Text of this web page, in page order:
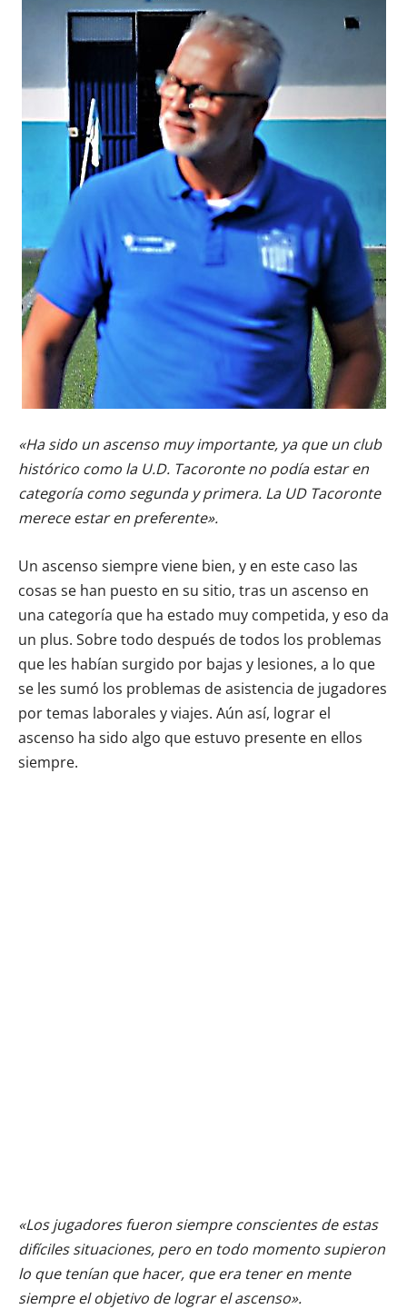
«Ha sido un ascenso muy importante, ya que un club
histórico como la U.D. Tacoronte no podía estar en
categoría como segunda y primera. La UD Tacoronte
merece estar en preferente».
Un ascenso siempre viene bien, y en este caso las
cosas se han puesto en su sitio, tras un ascenso en
una categoría que ha estado muy competida, y eso da
un plus. Sobre todo después de todos los problemas
que les habían surgido por bajas y lesiones, a lo que
se les sumó los problemas de asistencia de jugadores
por temas laborales y viajes. Aún así, lograr el
ascenso ha sido algo que estuvo presente en ellos
siempre.
«Los jugadores fueron siempre conscientes de estas
difíciles situaciones, pero en todo momento supieron
lo que tenían que hacer, que era tener en mente
siempre el objetivo de lograr el ascenso».